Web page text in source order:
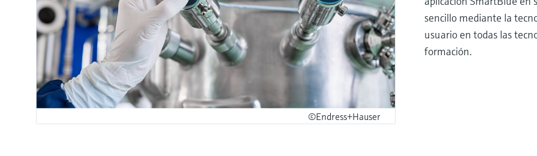
©Endress+Hauser
sencillo mediante la
usuario en todas las
formación.